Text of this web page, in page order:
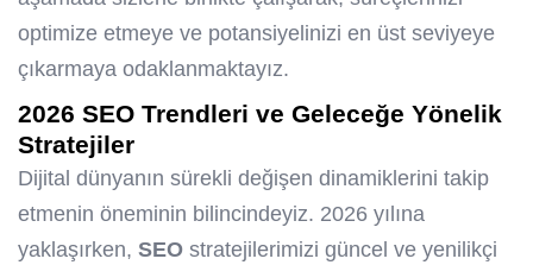
optimize etmeye ve potansiyelinizi en üst seviyeye
çıkarmaya odaklanmaktayız.
2026 SEO Trendleri ve Geleceğe Yönelik
Stratejiler
Dijital dünyanın sürekli değişen dinamiklerini takip
etmenin öneminin bilincindeyiz. 2026 yılına
yaklaşırken, SEO stratejilerimizi güncel ve yenilikçi